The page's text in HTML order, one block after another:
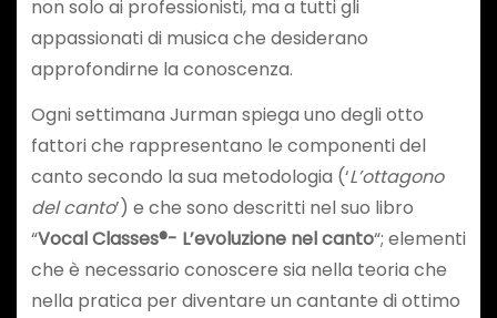
non solo ai professionisti, ma a tutti gli
appassionati di musica che desiderano
approfondirne la conoscenza.
Ogni settimana Jurman spiega uno degli otto
fattori che rappresentano le componenti del
canto secondo la sua metodologia (‘L’ottagono
del canto’) e che sono descritti nel suo libro
“Vocal Classes®- L’evoluzione nel canto“; elementi
che è necessario conoscere sia nella teoria che
nella pratica per diventare un cantante di ottimo